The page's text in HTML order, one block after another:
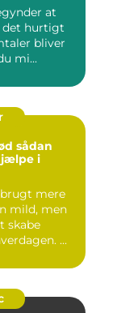
at
det hurtigt
bliver
mi...
i
mere
mild, men
skabe
...